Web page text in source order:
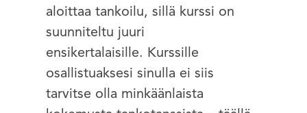
aloittaa tankoilu, sillä kurssi on
suunniteltu juuri
ensikertalaisille. Kurssille
osallistuaksesi sinulla ei siis
tarvitse olla minkäänlaista